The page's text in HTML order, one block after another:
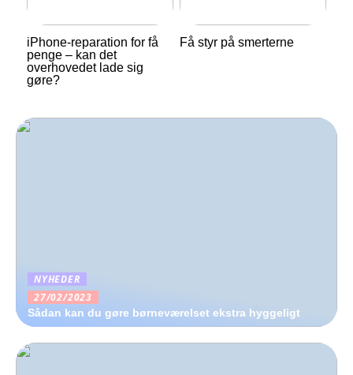
iPhone-reparation for få
penge – kan det
overhovedet lade sig
gøre?
Få styr på smerterne
NYHEDER
27/02/2023
Sådan kan du gøre børneværelset ekstra hyggeligt